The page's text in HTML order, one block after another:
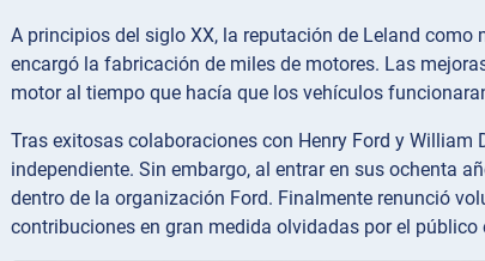
A principios del siglo XX, la reputación de Leland
encargó la fabricación de miles de motores. Las
motor al tiempo que hacía que los vehículos
Tras exitosas colaboraciones con Henry Ford y
independiente. Sin embargo, al entrar en sus ochenta
dentro de la organización Ford. Finalmente renunció
contribuciones en gran medida olvidadas por el